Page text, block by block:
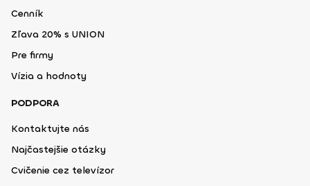
Cenník
Zľava 20% s UNION
Pre firmy
Vízia a hodnoty
PODPORA
Kontaktujte nás
Najčastejšie otázky
Cvičenie cez televízor